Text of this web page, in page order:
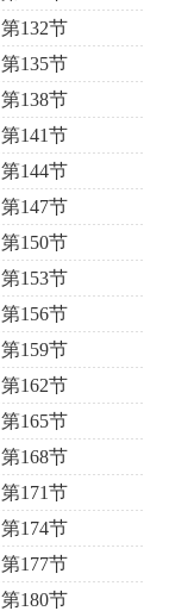
第132节
第135节
第138节
第141节
第144节
第147节
第150节
第153节
第156节
第159节
第162节
第165节
第168节
第171节
第174节
第177节
第180节